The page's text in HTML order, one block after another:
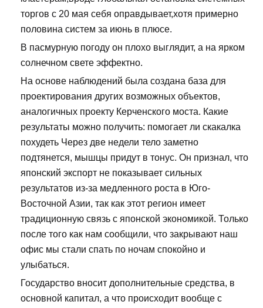
торгов с 20 мая себя оправдывает,хотя примерно
половина систем за июнь в плюсе.
В пасмурную погоду он плохо выглядит, а на ярком
солнечном свете эффектно.
На основе наблюдений была создана база для
проектирования других возможных объектов,
аналогичных проекту Керченского моста. Какие
результаты можно получить: помогает ли скакалка
похудеть Через две недели тело заметно
подтянется, мышцы придут в тонус. Он признал, что
японский экспорт не показывает сильных
результатов из-за медленного роста в Юго-
Восточной Азии, так как этот регион имеет
традиционную связь с японской экономикой. Только
после того как нам сообщили, что закрывают наш
офис мы стали спать по ночам спокойно и
улыбаться.
Государство вносит дополнительные средства, в
основной капитал, а что происходит вообще с